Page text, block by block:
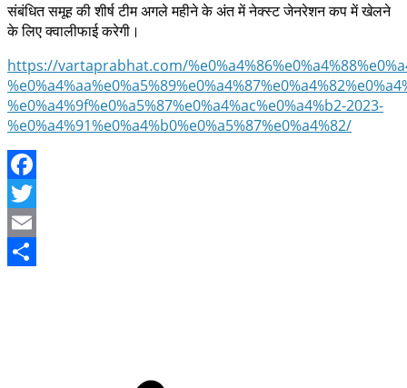
संबंधित समूह की शीर्ष टीम अगले महीने के अंत में नेक्स्ट जेनरेशन कप में खेलने
के लिए क्वालीफाई करेगी।
https://vartaprabhat.com/
%e0%a4%9f%e0%a5%87%e0%a4%ac%e0%a4%b2-2023-
%e0%a4%91%e0%a4%b0%e0%a5%87%e0%a4%82/
Facebook
Twitter
Email